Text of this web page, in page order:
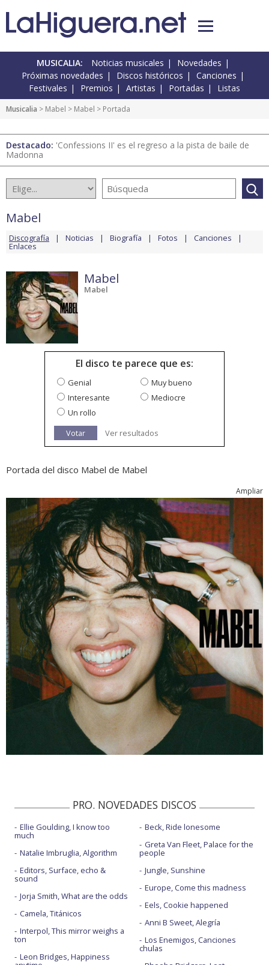
MUSICALIA: Noticias musicales
Novedades
Próximas novedades
Discos históricos
Canciones
Festivales
Premios Artistas Portadas Listas
Musicalia > Mabel > Mabel > Portada
Destacado: 'Confessions II' es el regreso a la pista de baile de
Madonna
Mabel
Discografía Noticias Biografía Fotos Canciones
Enlaces
Mabel
Mabel
El disco te parece que es:
Genial
Muy bueno
Interesante
Mediocre
Un rollo
Votar
Ver resultados
Portada del disco Mabel de Mabel
Ampliar
PRO. NOVEDADES DISCOS
Ellie Goulding, I know too
much
Natalie Imbruglia, Algorithm
Editors, Surface, echo &
sound
Jorja Smith, What are the odds
Camela, Titánicos
Interpol, This mirror weighs a
ton
Leon Bridges, Happiness
Beck, Ride lonesome
Greta Van Fleet, Palace for the
people
Jungle, Sunshine
Europe, Come this madness
Eels, Cookie happened
Anni B Sweet, Alegría
Los Enemigos, Canciones
chulas